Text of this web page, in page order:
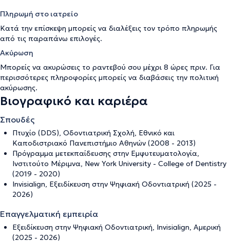
Πληρωμή στο ιατρείο
Κατά την επίσκεψη μπορείς να διαλέξεις τον τρόπο πληρωμής
από τις παραπάνω επιλογές.
Ακύρωση
Μπορείς να ακυρώσεις το ραντεβού σου μέχρι 8 ώρες πριν. Για
περισσότερες πληροφορίες μπορείς να διαβάσεις την πολιτική
ακύρωσης.
Βιογραφικό και καριέρα
Σπουδές
Πτυχίο (DDS), Οδοντιατρική Σχολή, Εθνικό και
Καποδιστριακό Πανεπιστήμιο Αθηνών (2008 - 2013)
Πρόγραμμα μετεκπαίδευσης στην Εμφυτευματολογία,
Ινστιτούτο Μέριμνα, New York University - College of Dentistry
(2019 - 2020)
Invisialign, Εξειδίκευση στην Ψηφιακή Οδοντιατρική (2025 -
2026)
Επαγγελματική εμπειρία
Εξειδίκευση στην Ψηφιακή Οδοντιατρική, Invisialign, Αμερική
(2025 - 2026)